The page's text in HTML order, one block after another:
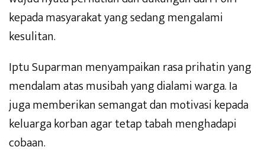
kepada masyarakat yang sedang mengalami
kesulitan.
Iptu Suparman menyampaikan rasa prihatin yang
mendalam atas musibah yang dialami warga. Ia
juga memberikan semangat dan motivasi kepada
keluarga korban agar tetap tabah menghadapi
cobaan.